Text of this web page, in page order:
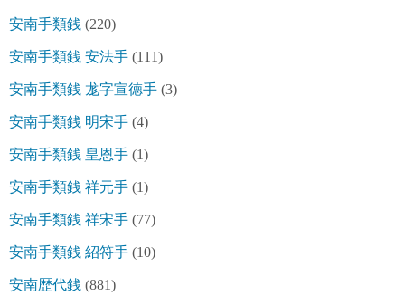
安南手類銭 (220)
安南手類銭 安法手 (111)
安南手類銭 尨字宣徳手 (3)
安南手類銭 明宋手 (4)
安南手類銭 皇恩手 (1)
安南手類銭 祥元手 (1)
安南手類銭 祥宋手 (77)
安南手類銭 紹符手 (10)
安南歴代銭 (881)